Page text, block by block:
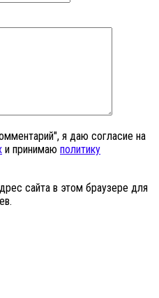
я даю согласие на
и принимаю политику
сайта в этом браузере для